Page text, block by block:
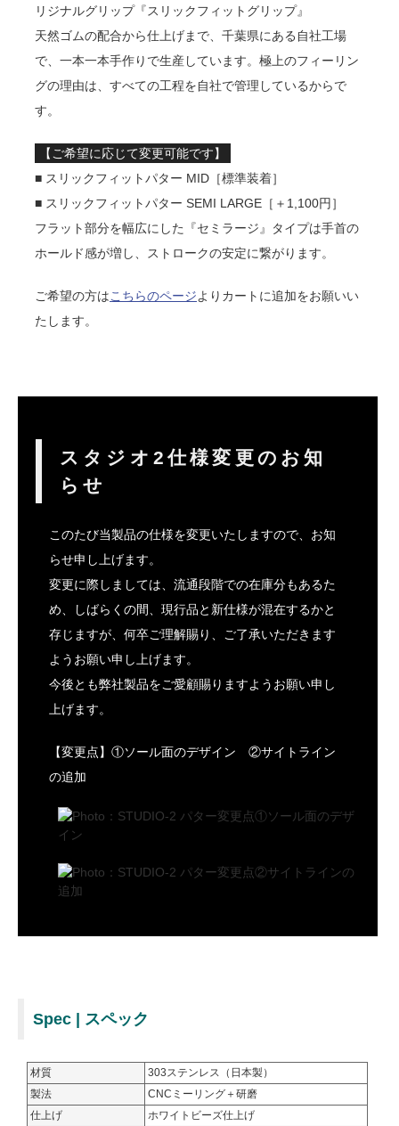
リジナルグリップ『スリックフィットグリップ』
天然ゴムの配合から仕上げまで、千葉県にある自社工場
で、一本一本手作りで生産しています。極上のフィーリン
グの理由は、すべての工程を自社で管理しているからで
す。
【ご希望に応じて変更可能です】
■ スリックフィットパター MID［標準装着］
■ スリックフィットパター SEMI LARGE［＋1,100円］
フラット部分を幅広にした『セミラージ』タイプは手首の
ホールド感が増し、ストロークの安定に繋がります。
ご希望の方はこちらのページよりカートに追加をお願いい
たします。
スタジオ2仕様変更のお知
らせ
このたび当製品の仕様を変更いたしますので、お知
らせ申し上げます。
変更に際しましては、流通段階での在庫分もあるた
め、しばらくの間、現行品と新仕様が混在するかと
存じますが、何卒ご理解賜り、ご了承いただきます
ようお願い申し上げます。
今後とも弊社製品をご愛顧賜りますようお願い申し
上げます。
【変更点】①ソール面のデザイン ②サイトライン
の追加
Spec | スペック
材質
303ステンレス（日本製）
製法
CNCミーリング＋研磨
仕上げ
ホワイトビーズ仕上げ